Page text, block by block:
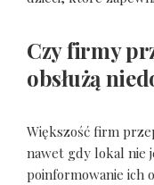
Czy firmy
obsłużą
Większość firm
nawet gdy lokal nie
poinformowanie ich